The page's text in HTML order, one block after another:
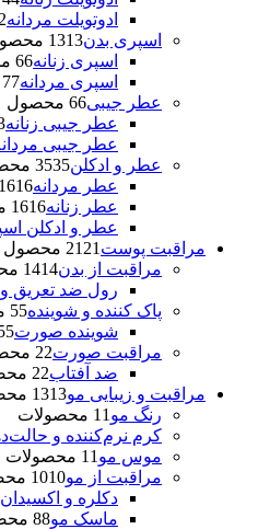
ادوتویلت مردانه2 محصول
اسپری بدن
1313 محصول
اسپری زنانه 66 محصول
اسپری مردانه 77 محصول
عطر جیبی 66 محصول
عطر جیبی زنانه3
عطر جیبی
عطر و ادکلن
3535 محصول
عطر مردانه
1616 محصول
عطر زنانه
1616 محصول
عطر و ادکلن
مراقبت پوست
21 21 محصول
مراقبت از بدن
1414 محصول
رول ضد تعریق و
پاک کننده و شوینده 55 محصول
شوینده صورت5 محصول
مراقبت صورت 22 محصول
ضد آفتاب 22 محصول
مراقبت و زیبایی مو
1313 محصول
رنگ مو
1 1 محصولات
کرم نرم‌کننده و
موس مو
1 1 محصولات
مراقبت از مو
1010 محصول
دکلره و اکسیدان
ماسک مو 88 محصول